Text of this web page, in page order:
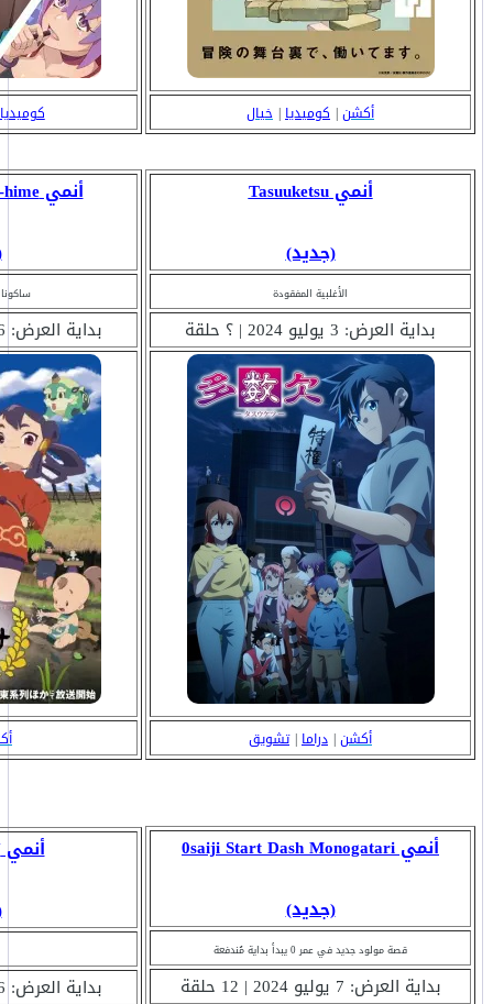
أكشن| كوميديا| خيال كوميديا
أنمي Tasuuketsu
(جديد)
الأغلبية المفقودة
بداية العرض: 3 يوليو 2024 | ؟ حلقة
أكشن| دراما| تشويق
أنمي Tensui no Sakuna-hime
بداية العرض: 6 يوليو 2024 | ؟ حلقة
أنمي 0saiji Start Dash Monogatari
(جديد)
قصة مولود جديد في عمر 0 يبدأ بداية مُندفعة
بداية العرض: 7 يوليو 2024 | 12 حلقة
أنمي Grendizer U
بداية العرض: 6 يوليو 2024 | ؟ حلقة